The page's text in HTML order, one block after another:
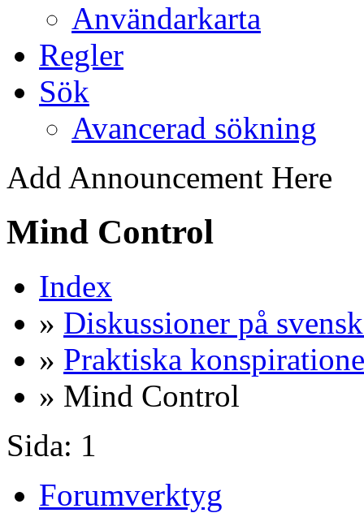
Användarkarta
Regler
Sök
Avancerad sökning
Add Announcement Here
Mind Control
Index
» Diskussioner på
» Praktiska
» Mind Control
Sida: 1
Forumverktyg